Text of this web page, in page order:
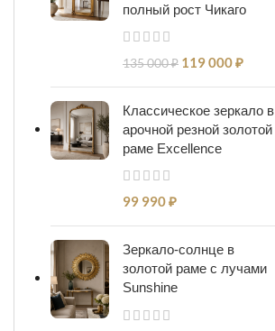
полный рост Чикаго
135 000₽ 119 000₽
Классическое зеркало в
арочной резной золотой
раме Excellence
99 990₽
Зеркало-солнце в
золотой раме с лучами
Sunshine